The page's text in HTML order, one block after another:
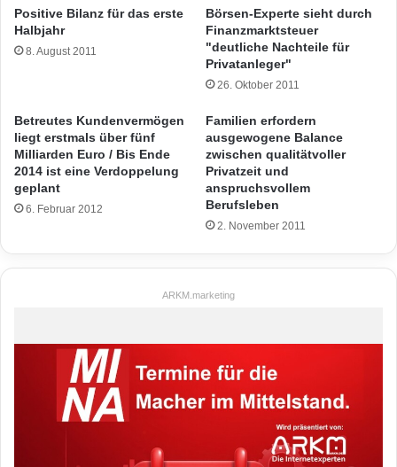
Positive Bilanz für das erste
Halbjahr
8. August 2011
Börsen-Experte sieht durch
Finanzmarktsteuer
"deutliche Nachteile für
Privatanleger"
26. Oktober 2011
Betreutes Kundenvermögen
liegt erstmals über fünf
Milliarden Euro / Bis Ende
2014 ist eine Verdoppelung
geplant
6. Februar 2012
Familien erfordern
ausgewogene Balance
zwischen qualitätvoller
Privatzeit und
anspruchsvollem
Berufsleben
2. November 2011
ARKM.marketing